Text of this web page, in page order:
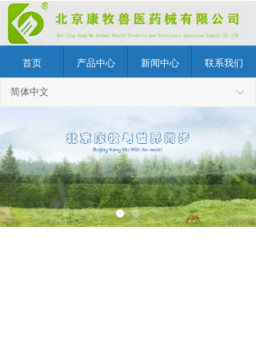
首页 产品中心 新闻中心 联系我们
ꀅ
简体中文